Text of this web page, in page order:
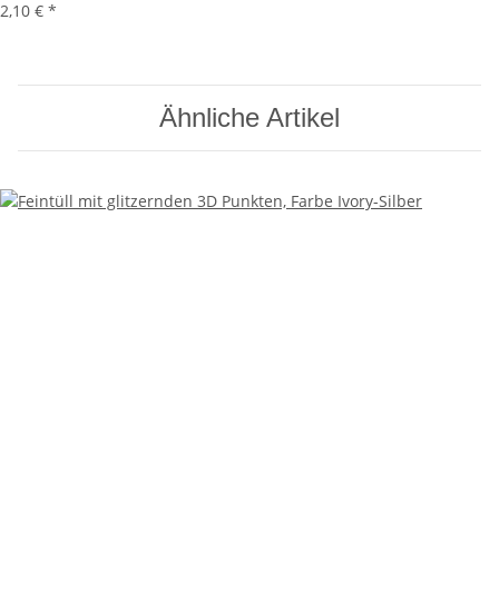
2,10 € *
Ähnliche Artikel